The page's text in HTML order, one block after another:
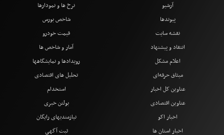
آرشیو
پیوندها
نقشه سایت
انتقاد و پیشنهاد
اعلام مشکل
میثاق حرفه‌ای
نرخ ها و نمودارها
شاخص بورس
قیمت خودرو
آمار و شاخص ها
رویدادها و نمایشگاهها
تحلیل های اقتصادی
عناوین کل اخبار
عناوین اقتصادی
اخبار اکو
اخبار استان ها
استخدام
بولتن خبری
نیازمندیهای رایگان
ثبت آگهی